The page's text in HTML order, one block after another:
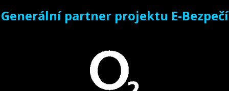
Generální partner projektu E-Bezpečí